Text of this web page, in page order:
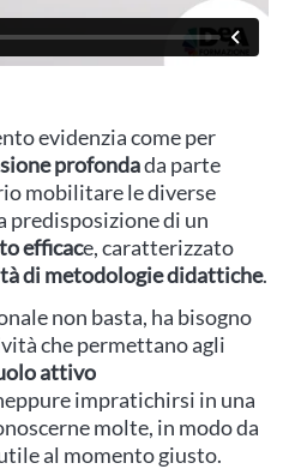
evidenzia come per
profondada parte
mobilitare le diverse
predisposizione di un
efficace, caratterizzato
di metodologie didattiche.
non basta, ha bisogno
che permettano agli
attivo
impratichirsi in una
molte, in modo da
al momento giusto.